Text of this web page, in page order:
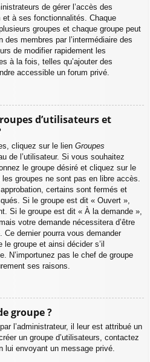
de gérer l’accès des
à ses fonctionnalités. Chaque
groupes et chaque groupe peut
membres par l’intermédiaire des
de modifier rapidement les
à la fois, telles qu’ajouter des
accessible un forum privé.
d’utilisateurs et
cliquez sur le lien Groupes
de l’utilisateur. Si vous souhaitez
le groupe désiré et cliquez sur le
groupes ne sont pas en libre accès.
certains sont fermés et
Si le groupe est dit « Ouvert »,
Si le groupe est dit « À la demande »,
votre demande nécessitera d’être
Ce dernier pourra vous demander
groupe et ainsi décider s’il
N’importunez pas le chef de groupe
ses raisons.
groupe ?
l’administrateur, il leur est attribué un
un groupe d’utilisateurs, contactez
lui envoyant un message privé.